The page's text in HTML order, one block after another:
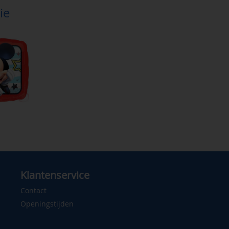
Klantenservice
Contact
Openingstijden